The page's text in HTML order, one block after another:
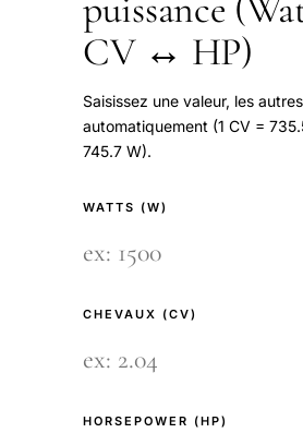
CV ↔ HP)
Saisissez une valeur, les
automatiquement (1 CV =
745.7 W).
WATTS (W)
CHEVAUX (CV)
HORSEPOWER (HP)